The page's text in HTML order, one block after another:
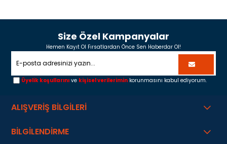
Size Özel Kampanyalar
Hemen Kayıt Ol Fırsatlardan Önce Sen Haberdar Ol!
Üyelik koşullarını ve kişisel verilerimin korunmasını kabul ediyorum.
ALIŞVERİŞ BİLGİLERİ
BİLGİLENDİRME